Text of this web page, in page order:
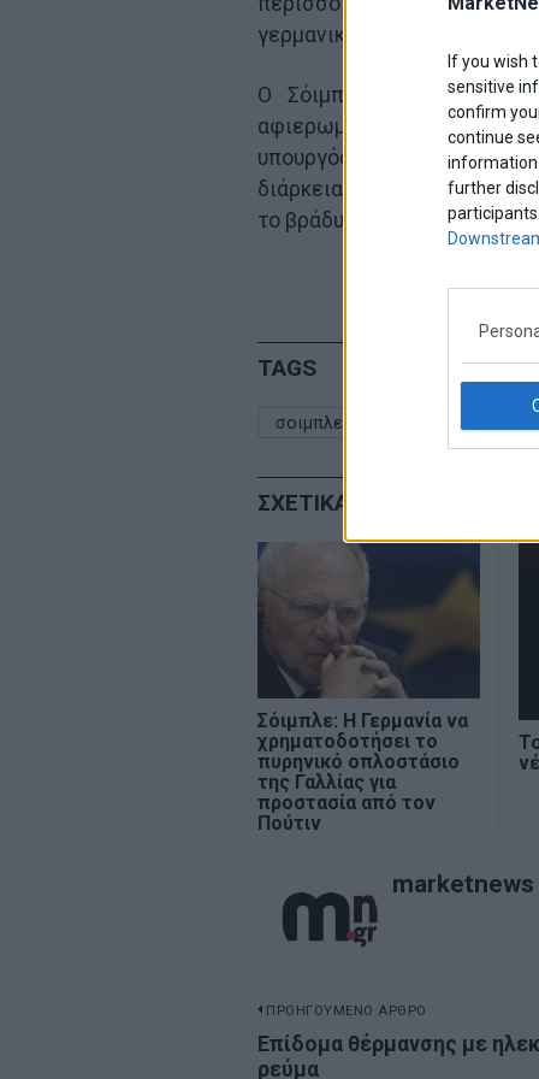
If you wish
sensitive
confirm
continue
information
further
γερμανικά μέσα
Ο Σόιμπλε, ο οποίος
αφιερωμένος στην
υπουργός Οικονομικών
διάρκεια της κρίσης
το βράδυ, μετέδωσε το
TAGS
σοιμπλε
ΣΧΕΤΙΚΑ ΑΡΘΡΑ
Σόιμπλε: H Γερμανία να
χρηματοδοτήσει το
πυρηνικό οπλοστάσιο
της Γαλλίας για
προστασία από τον
Πούτιν
marketnews
Πλοήγηση
ΠΡΟΗΓΟΥΜΕΝΟ ΑΡΘΡΟ
Previous
post:
Επίδομα θέρμανσης με
ρεύμα